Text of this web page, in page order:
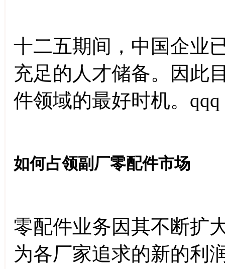
十二五期间，中国企业
充足的人才储备。因此
件领域的最好时机。qqq
如何占领副厂零配件市场
零配件业务因其不断扩
为各厂家追求的新的利